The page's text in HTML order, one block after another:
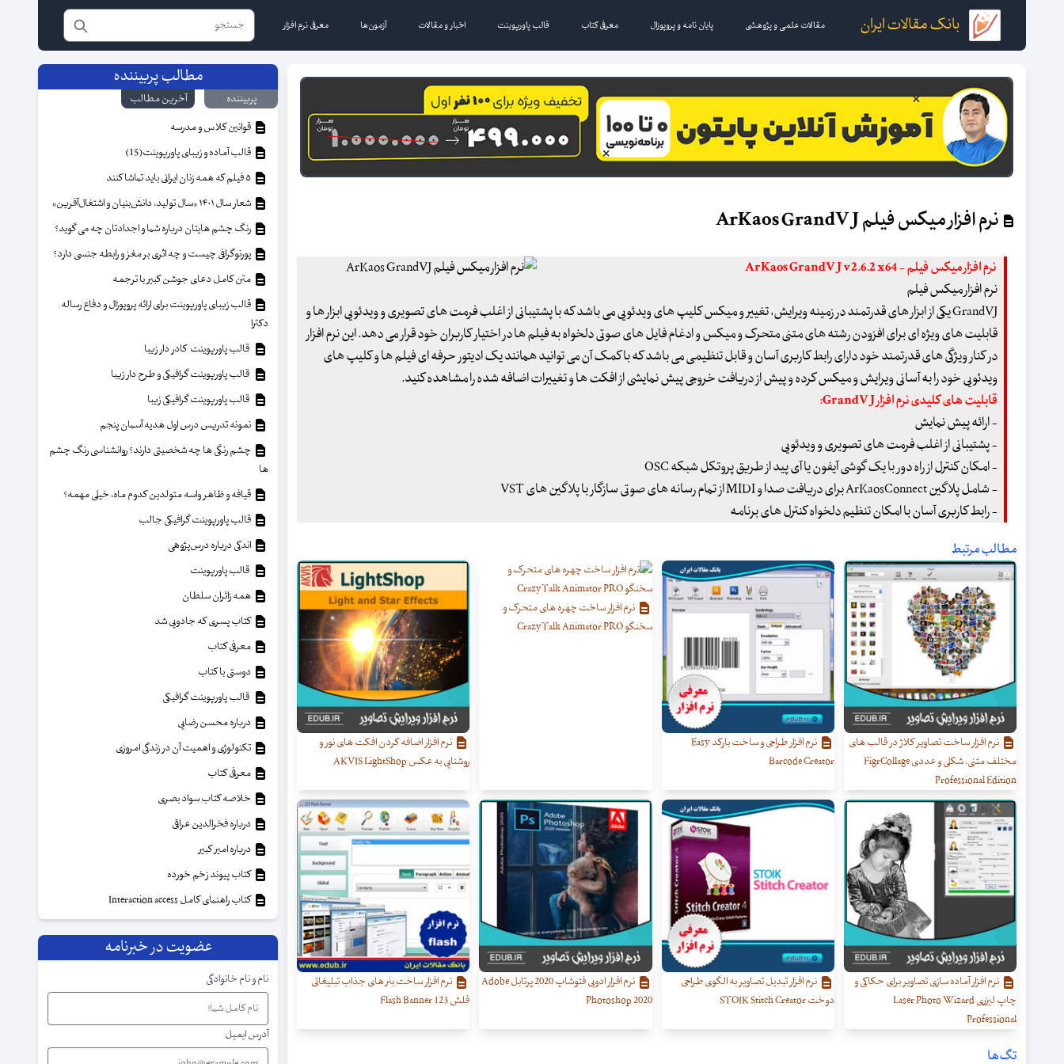
بانک مقالات ایران مقالات علمی و پژوهشی پایان نامه و پروپوزال معرفی کتاب قالب پاورپوینت اخبار و مقالات آزمون‌ها معرفی نرم افزار
نرم افزار میکس فیلم ArKaos GrandVJ
نرم افزار میکس فیلم - ArKaos GrandVJ v2.6.2 x64
نرم افزار میکس فیلم
GrandVJ یکی از ابزار های قدرتمند در زمینه ویرایش، تغییر و میکس کلیپ های ویدئویی می باشد که با پشتیبانی از اغلب فرمت های تصویری و ویدئویی ابزار ها و
قابلیت های ویژه ای برای افزودن رشته های متنی متحرک و میکس و ادغام فایل های صوتی دلخواه به فیلم ها در اختیار کاربران خود قرار می دهد. این نرم افزار
در کنار ویژگی های قدرتمند خود دارای رابط کاربری آسان و قابل تنظیمی می باشد که با کمک آن می توانید همانند یک ادیتور حرفه ای فیلم ها و کلیپ های
ویدئویی خود را به آسانی ویرایش و میکس کرده و پیش از دریافت خروجی پیش نمایشی از افکت ها و تغییرات اضافه شده را مشاهده کنید.
قابلیت های کلیدی نرم افزار GrandVJ:
- ارائه پیش نمایش
- پشتیبانی از اغلب فرمت های تصویری و ویدئویی
- امکان کنترل از راه دور با یک گوشی آیفون یا آی پید از طریق پروتکل شبکه OSC
- شامل پلاگین ArKaosConnect برای دریافت صدا و MIDI از تمام رسانه های صوتی سازگار با پلاگین های VST
- رابط کاربری آسان با امکان تنظیم دلخواه کنترل های برنامه
مطالب مرتبط
نرم افزار ساخت تصاویر کلاژ در قالب های
مختلف متنی، شکلی و عددی FigrCollage
Professional Edition
نرم افزار طراحی و ساخت بارکد Easy
Barcode Creator
نرم افزار ساخت چهره های متحرک و
سخنگو CrazyTalk Animator PRO
نرم افزار اضافه کردن افکت های نور و
روشنایی به عکس AKVIS LightShop
نرم افزار آماده سازی تصاویر برای حکاکی و
چاپ لیزری Laser Photo Wizard
Professional
نرم افزار تبدیل تصاویر به الگوی طراحی
دوخت STOIK Stitch Creator
نرم افزار ادوبی فتوشاپ 2020 پرتابل Adobe
Photoshop 2020
نرم افزار ساخت بنر های جذاب تبلیغاتی
فلش 123 Flash Banner
تگ‌ها
مطالب پربیننده
پربیننده
آخرین مطالب
قوانین کلاس و مدرسه
قالب آماده و زیبای پاورپوینت(15)
شعار سال ۱۴۰۱ «سال تولید، دانش‌بنیان و اشتغال‌آفرین»
رنگ چشم هایتان درباره شما و اجدادتان چه می گوید؟
پورنوگرافی چیست و چه اثری بر مغز و رابطه جنسی دارد؟
متن کامل دعای جوشن کبیر با ترجمه
قالب زیبای پاورپوینت برای ارائه پروپوزال و دفاع رساله
دکترا
قالب پاورپوینت کادر دار زیبا
قالب پاورپوینت گرافیکی و طرح دار زیبا
قالب پاورپوینت گرافیکی زیبا
نمونه تدریس درس اول هدیه آسمان پنجم
چشم رنگی ها چه شخصیتی دارند؟ روانشناسی رنگ چشم
ها
قیافه و ظاهر واسه متولدین کدوم ماه، خیلی مهمه؟
قالب پاورپوینت گرافیکی جالب
اندکی درباره درس‌پژوهی
قالب پاورپوینت
همه زائران سلطان
کتاب پسری که جادویی شد
معرفی کتاب
دوستی با کتاب
قالب پاورپوینت گرافیکی
درباره محسن رضایی
تکنولوژی و اهمیت آن در زندگی امروزی
معرفی کتاب
خلاصه کتاب سواد بصری
درباره فخرالدین عراقی
درباره امیر کبیر
کتاب پیوند زخم خورده
کتاب راهنمای کامل Interaction access
عضویت در خبرنامه
نام و نام خانوادگی
آدرس ایمیل